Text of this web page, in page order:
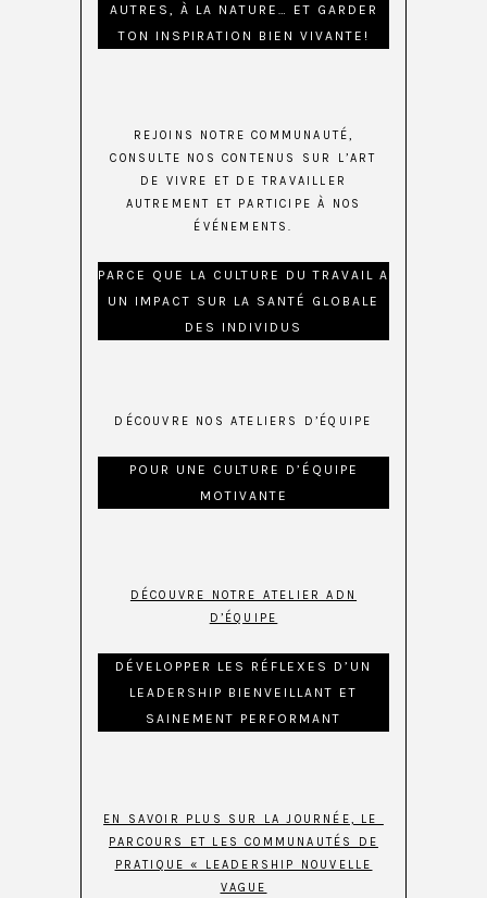
AUTRES, À LA NATURE… ET GARDER
TON INSPIRATION BIEN VIVANTE!
REJOINS NOTRE COMMUNAUTÉ,
CONSULTE NOS CONTENUS SUR L’ART
DE VIVRE ET DE TRAVAILLER
AUTREMENT ET PARTICIPE À NOS
ÉVÉNEMENTS.
PARCE QUE LA CULTURE DU TRAVAIL A
UN IMPACT SUR LA SANTÉ GLOBALE
DES INDIVIDUS
DÉCOUVRE NOS ATELIERS D’ÉQUIPE
POUR UNE CULTURE D’ÉQUIPE
MOTIVANTE
DÉCOUVRE NOTRE ATELIER ADN
D’ÉQUIPE
DÉVELOPPER LES RÉFLEXES D’UN
LEADERSHIP BIENVEILLANT ET
SAINEMENT PERFORMANT
EN SAVOIR PLUS SUR LA JOURNÉE, LE
PARCOURS ET LES COMMUNAUTÉS DE
PRATIQUE « LEADERSHIP NOUVELLE
VAGUE